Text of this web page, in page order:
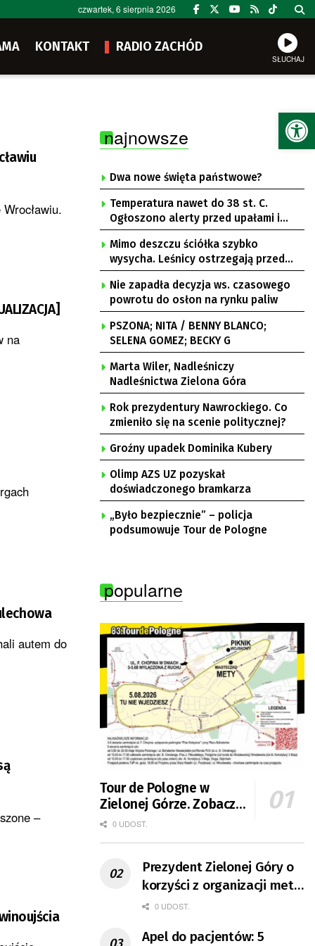
czwartek, 6 sierpnia 2026
KONTAKT RADIO ZACHÓD
SŁUCHAJ
na
autem do
–
najnowsze
Dwa nowe święta państwowe?
Temperatura nawet do 38 st. C.
Ogłoszono alerty przed upałami i
burzami
Mimo deszczu ściółka szybko
wysycha. Leśnicy ostrzegają przed
pożarami
Nie zapadła decyzja ws. czasowego
powrotu do osłon na rynku paliw
PSZONA; NITA / BENNY BLANCO;
SELENA GOMEZ; BECKY G
Marta Wiler, Nadleśniczy
Nadleśnictwa Zielona Góra
Rok prezydentury Nawrockiego. Co
zmieniło się na scenie politycznej?
Groźny upadek Dominika Kubery
Olimp AZS UZ pozyskał
doświadczonego bramkarza
„Było bezpiecznie” – policja
podsumowuje Tour de Pologne
popularne
Tour de Pologne w
Zielonej Górze. Zobacz
zmiany w organizacji
0 UDOST.
Prezydent Zielonej Góry o
korzyści z organizacji mety
Tour de Pologne
0 UDOST.
Apel do pacjentów: 5